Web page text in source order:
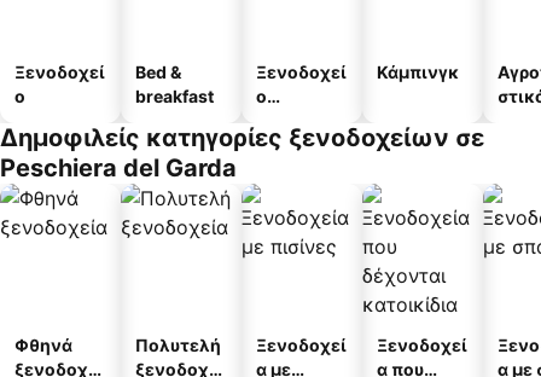
Ξενοδοχεί
ο
Bed &
breakfast
Ξενοδοχεί
ο
άτων
Κάμπινγκ
Δημοφιλείς κατηγορίες ξενοδοχείων σε
Peschiera del Garda
Φθηνά
ξενοδοχεί
Πολυτελή
ξενοδοχεί
Ξενοδοχεί
α με
Ξενοδοχεί
α που
α με